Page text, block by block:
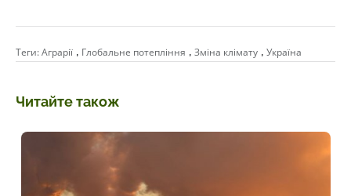
Теги:Аграрії , Глобальне потепління , Зміна клімату , Україна
Читайте також